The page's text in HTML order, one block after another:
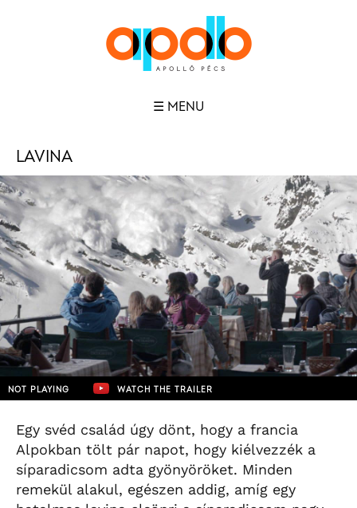
☰ MENU
LAVINA
NOT PLAYING WATCH THE TRAILER
Egy svéd család úgy dönt, hogy a francia
Alpokban tölt pár napot, hogy kiélvezzék a
síparadicsom adta gyönyöröket. Minden
remekül alakul, egészen addig, amíg egy